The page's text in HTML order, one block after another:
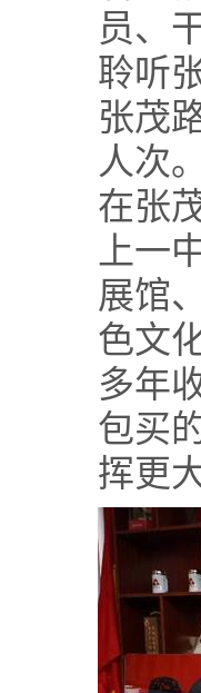
员、
聆听
张茂
人次
在张
上一
展馆
色文
多年
包买
挥更